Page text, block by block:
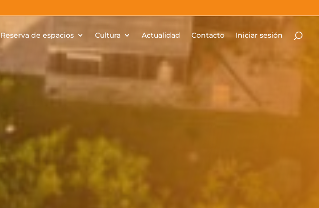
Reserva de espacios Cultura Actualidad Contacto Iniciar sesión
Normativa